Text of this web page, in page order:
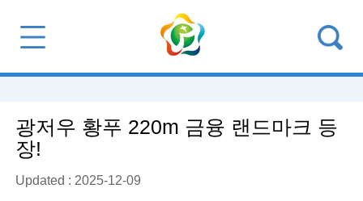
광저우 황푸 220m 금융 랜드마크 등
장!
Updated : 2025-12-09